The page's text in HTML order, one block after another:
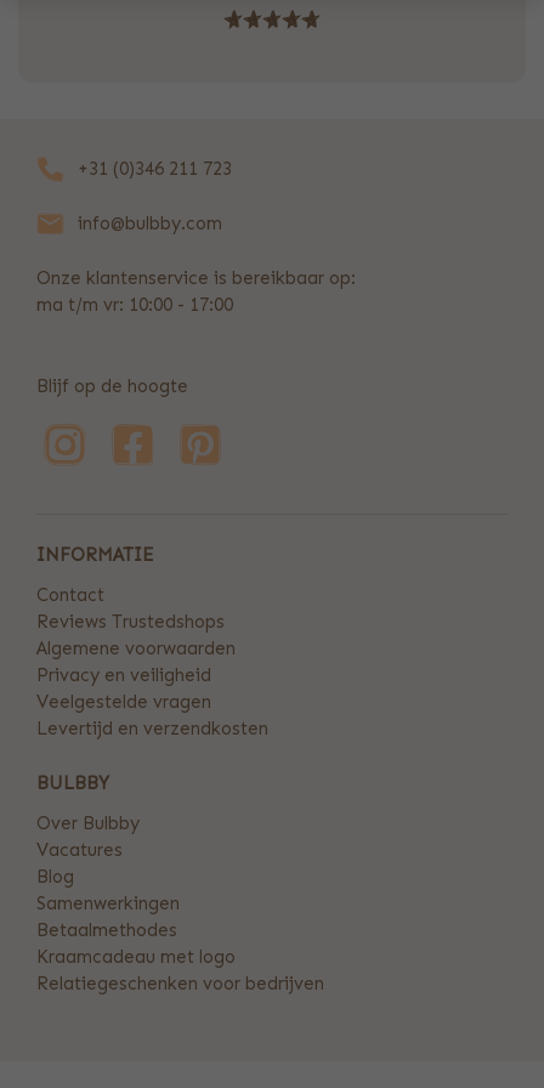
+31 (0)346 211 723
info@bulbby.com
Onze klantenservice is bereikbaar op:
ma t/m vr: 10:00 - 17:00
Blijf op de hoogte
INFORMATIE
Contact
Reviews Trustedshops
Algemene voorwaarden
Privacy en veiligheid
Veelgestelde vragen
Levertijd en verzendkosten
BULBBY
Over Bulbby
Vacatures
Blog
Samenwerkingen
Betaalmethodes
Kraamcadeau met logo
Relatiegeschenken voor bedrijven